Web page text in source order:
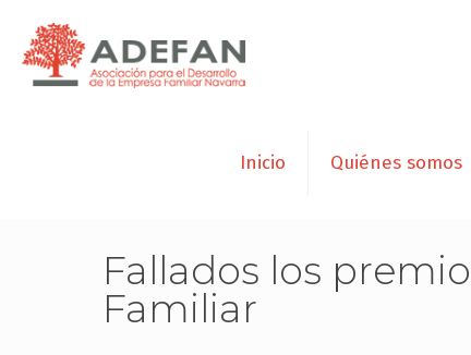
Inicio Quiénes somos
Fallados los
Familiar